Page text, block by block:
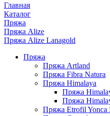
Главная
Каталог
Пряжа
Пряжа Alize
Пряжа Alize Lanagold
Пряжа
Пряжа Artland
Пряжа Fibra Natura
Пряжа Himalaya
Пряжа
Пряжа
Пряжа Etrofil Yonca